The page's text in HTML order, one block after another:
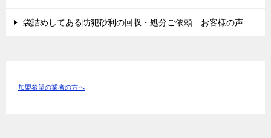
袋詰めしてある防犯砂利の回収・処分ご依頼 お客様の声
加盟希望の業者の方へ